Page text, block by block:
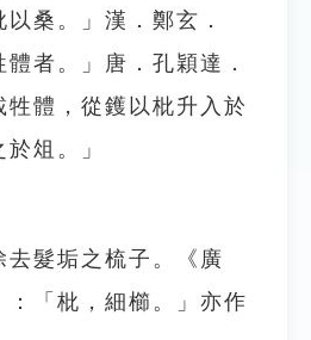
桑。」漢．鄭玄．
者。」唐．孔穎達．
牲體，從鑊以枇升入於
俎。」
去髮垢之梳子。《廣
：「枇，細櫛。」亦作